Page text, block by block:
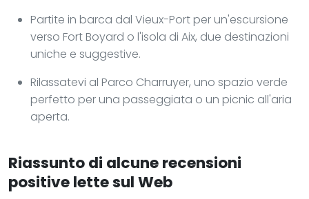
Partite in barca dal Vieux-Port per un'escursione
verso Fort Boyard o l'isola di Aix, due destinazioni
uniche e suggestive.
Rilassatevi al Parco Charruyer, uno spazio verde
perfetto per una passeggiata o un picnic all'aria
aperta.
Riassunto di alcune recensioni
positive lette sul Web